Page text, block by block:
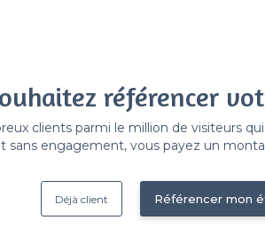
référencer
clients parmi le million de visiteurs
sans engagement, vous payez un
Référencer mon
Déjà client